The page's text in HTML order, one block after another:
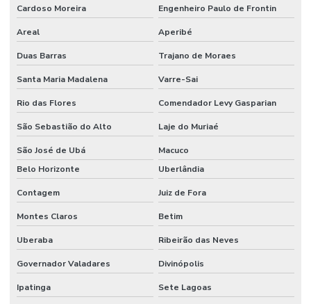
Cardoso Moreira Engenheiro Paulo de Frontin
Areal Aperibé
Duas Barras Trajano de Moraes
Santa Maria Madalena Varre-Sai
Rio das Flores Comendador Levy Gasparian
São Sebastião do Alto Laje do Muriaé
São José de Ubá
Macuco
Belo Horizonte
Uberlândia
Contagem Juiz de Fora
Montes Claros Betim
Uberaba Ribeirão das Neves
Governador Valadares Divinópolis
Ipatinga Sete Lagoas